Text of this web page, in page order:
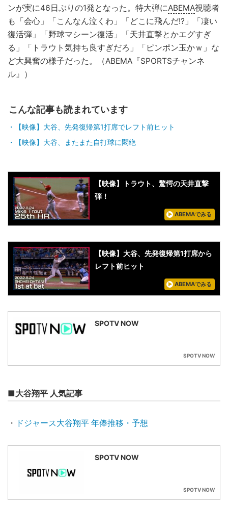
ンが実に46日ぶりの1発となった。特大弾にABEMA視聴者
も「会心」「こんなん泣くわ」「どこに飛んだ!?」「凄い
復活弾」「野球マシーン復活」「天井直撃とかエグすぎ
る」「トラウト気持ち良すぎだろ」「ピンポン玉かｗ」な
ど大興奮の様子だった。（ABEMA『SPORTSチャンネ
ル』）
こんな記事も読まれています
【映像】大谷、先発復帰第1打席でレフト前ヒット
【映像】大谷、またまた自打球に悶絶
【映像】トラウト、驚愕の天井直撃
弾！
ABEMAでみる
【映像】大谷、先発復帰第1打席から
レフト前ヒット
ABEMAでみる
SPOTV NOW
SPOTV NOW
■大谷翔平 人気記事
・ ドジャース大谷翔平 年俸推移・予想
SPOTV NOW
SPOTV NOW